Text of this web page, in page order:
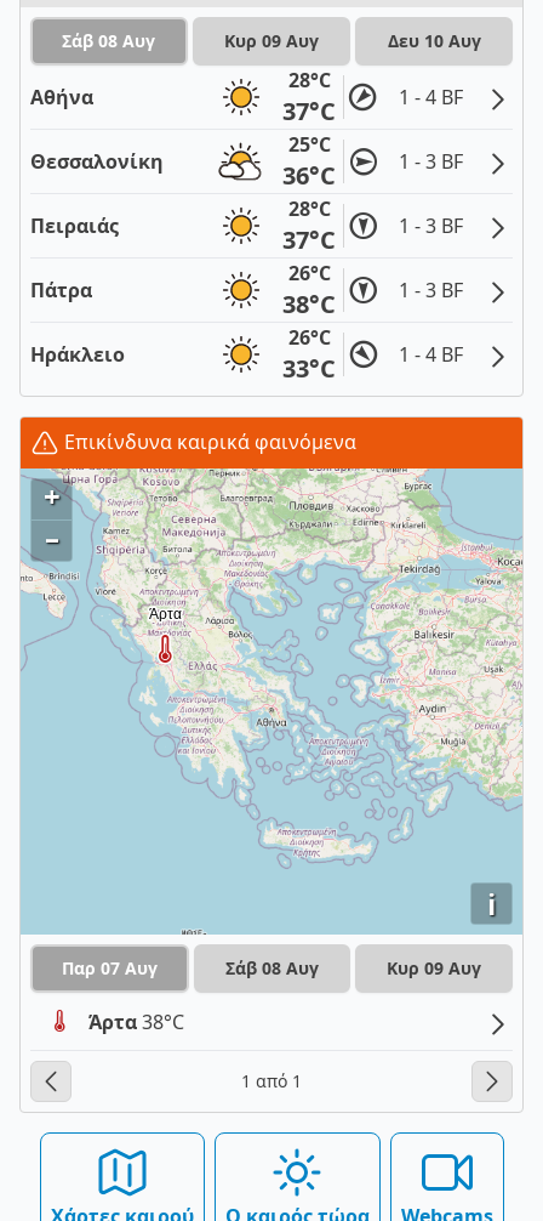
Σάβ 08 Αυγ Κυρ 09 Αυγ Δευ 10 Αυγ
Αθήνα
28°C
37°C 1 - 4 BF
Θεσσαλονίκη
25°C
36°C 1 - 3 BF
Πειραιάς
28°C
37°C 1 - 3 BF
Πάτρα
26°C
38°C 1 - 3 BF
Ηράκλειο
26°C
33°C 1 - 4 BF
Επικίνδυνα καιρικά φαινόμενα
i
+
–
Παρ 07 Αυγ Σάβ 08 Αυγ Κυρ 09 Αυγ
Άρτα38°C
1 από 1